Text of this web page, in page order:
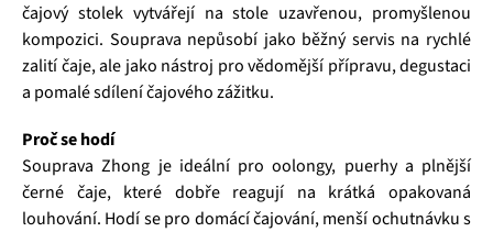
čajový stolek vytvářejí na stole uzavřenou, promyšlenou
kompozici. Souprava nepůsobí jako běžný servis na rychlé
zalití čaje, ale jako nástroj pro vědomější přípravu, degustaci
a pomalé sdílení čajového zážitku.
Proč se hodí
Souprava Zhong je ideální pro oolongy, puerhy a plnější
černé čaje, které dobře reagují na krátká opakovaná
louhování. Hodí se pro domácí čajování, menší ochutnávku s